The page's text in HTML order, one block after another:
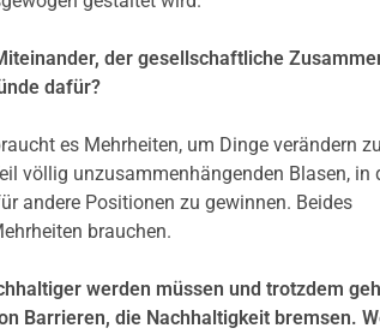
der gesellschaftliche
dafür?
es Mehrheiten, um Dinge verändern
völlig unzusammenhängenden Blasen, in
andere Positionen zu gewinnen. Beides
brauchen.
werden müssen und trotzdem
Barrieren, die Nachhaltigkeit bremsen.